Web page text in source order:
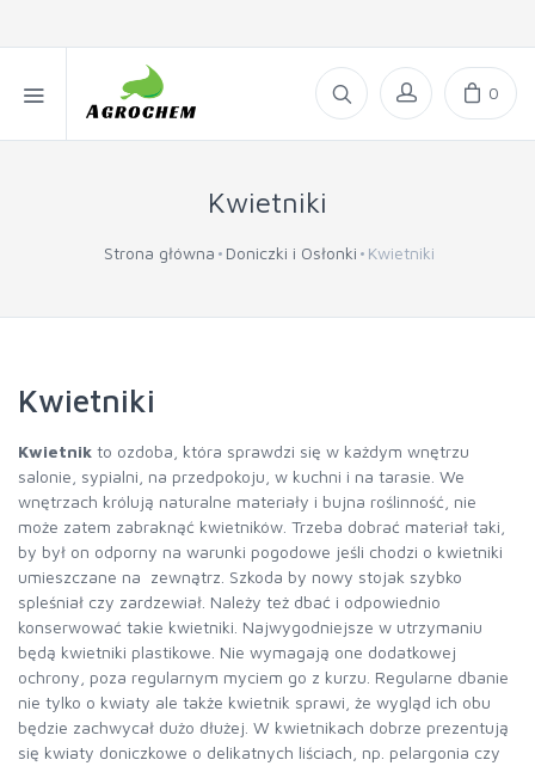
0
Kwietniki
Strona główna Doniczki i Osłonki Kwietniki
Kwietniki
Kwietnik to ozdoba, która sprawdzi się w każdym wnętrzu
salonie, sypialni, na przedpokoju, w kuchni i na tarasie. We
wnętrzach królują naturalne materiały i bujna roślinność, nie
może zatem zabraknąć kwietników. Trzeba dobrać materiał taki,
by był on odporny na warunki pogodowe jeśli chodzi o kwietniki
umieszczane na zewnątrz. Szkoda by nowy stojak szybko
spleśniał czy zardzewiał. Należy też dbać i odpowiednio
konserwować takie kwietniki. Najwygodniejsze w utrzymaniu
będą kwietniki plastikowe. Nie wymagają one dodatkowej
ochrony, poza regularnym myciem go z kurzu. Regularne dbanie
nie tylko o kwiaty ale także kwietnik sprawi, że wygląd ich obu
będzie zachwycał dużo dłużej. W kwietnikach dobrze prezentują
się kwiaty doniczkowe o delikatnych liściach, np. pelargonia czy